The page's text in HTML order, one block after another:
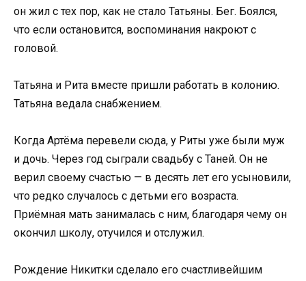
он жил с тех пор, как не стало Татьяны. Бег. Боялся,
что если остановится, воспоминания накроют с
головой.
Татьяна и Рита вместе пришли работать в колонию.
Татьяна ведала снабжением.
Когда Артёма перевели сюда, у Риты уже были муж
и дочь. Через год сыграли свадьбу с Таней. Он не
верил своему счастью — в десять лет его усыновили,
что редко случалось с детьми его возраста.
Приёмная мать занималась с ним, благодаря чему он
окончил школу, отучился и отслужил.
Рождение Никитки сделало его счастливейшим